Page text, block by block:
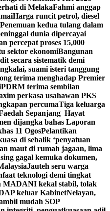
di MelakaFahmi anggap
Harga runcit petrol, diesel
Penemuan kedua tulang dalam
dunia dipercayai
percepat proses 15,000
sektor ekonomiBangunan
secara sistematik demi
suami isteri tanggung
terima menghadap Premier
PDRM terima sembilan
perkasa usahawan PKS
percumaTiga keluarga
Sepanjang Hayat
dijangka bahas Laporan
11 OgosPelantikan
di sebalik ‘penyatuan
maut di rumah jagaan, lima
gagal kemuka dokumen,
Jauteh seru warga
teknologi demi tingkat
MADANI kekal stabil, tolak
keluar KabinetNelayan,
mudah SOP